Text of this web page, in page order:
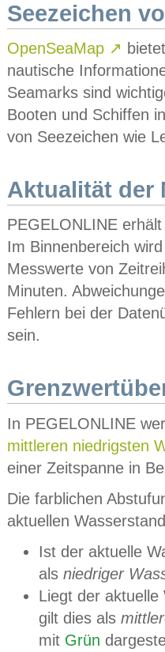
Seezeichen
OpenSeaMap ↗
nautische
Seamarks sind
Booten und Schiffen
von Seezeichen wie
Aktualität der
PEGELONLINE
Im Binnenbereich
Messwerte von
Minuten.
Fehlern bei der
sein.
In PEGELONLINE
mittleren niedrigsten
einer Zeitspanne in
Die farblichen
aktuellen
Ist der aktuelle
als niedriger
Liegt der
gilt dies als
mit Grün